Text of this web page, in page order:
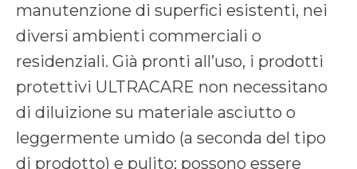
manutenzione di superfici esistenti, nei
diversi ambienti commerciali o
residenziali. Già pronti all’uso, i prodotti
protettivi ULTRACARE non necessitano
di diluizione su materiale asciutto o
leggermente umido (a seconda del tipo
di prodotto) e pulito; possono essere